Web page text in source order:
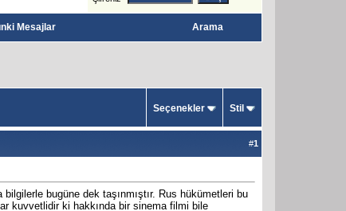
Mesajlar Arama
Seçenekler Stil
#1
bugüne dek taşınmıştır. Rus hükümetleri bu
kuvvetlidir ki hakkında bir sinema filmi bile